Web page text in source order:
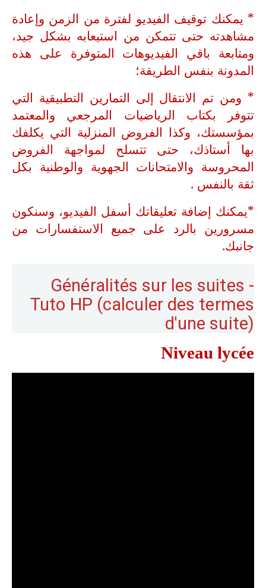
* يمكنك توقيف الفيديو لفترة من الزمن وإعادة
مشاهدته حتى تتمكن من استيعابه بشكل جيد،
ومتابعة باقي الفيديوهات المتوفرة على هذه
المدونة بنفس الطريقة؛
* ومن تم الانتقال إلى التمارين التطبيقية التي
تتوفر بكتاب الرياضيات المرجعي والمعتمد
بمؤسستك، وكذا الفروض المنزلية التي يكلفك
بها أستاذك، حتى تتسلح لمواجهة الفروض
المحروسة والامتحانات الجهوية والوطنية بكل
ثقة بالنفس .
*يمكنك إضافة تعليقاتك أسفل الفيديو، وسنكون
مسرورين بالرد على جميع الاستفسارات من
جانبك.
Généralités sur les suites -
Tuto HP (calculer des termes
d'une suite)
Niveau lycée